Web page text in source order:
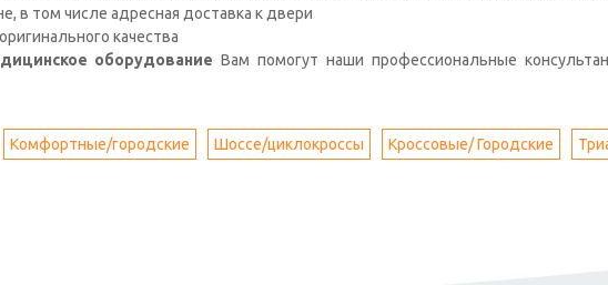
в том числе адресная доставка к двери
качества
оборудованиеВам помогут наши профессиональные
Комфортные/городские Шоссе/циклокроссы Кроссовые/ Городские